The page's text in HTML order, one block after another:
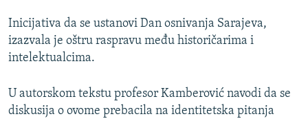
Inicijativa da se ustanovi Dan osnivanja Sarajeva,
izazvala je oštru raspravu među historičarima i
intelektualcima.
U autorskom tekstu profesor Kamberović navodi da se
diskusija o ovome prebacila na identitetska pitanja